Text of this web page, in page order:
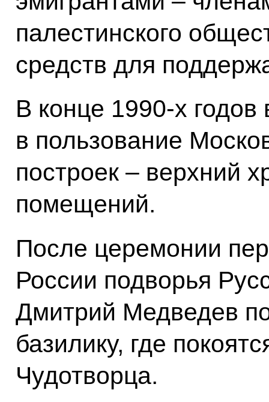
палестинского
средств для
В конце 1990-х годов
в пользование
построек – верхний
помещений.
После церемонии
России подворья
Дмитрий Медведев
базилику, где
Чудотворца.